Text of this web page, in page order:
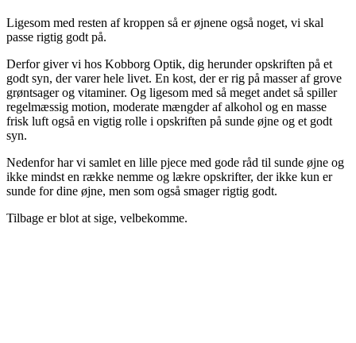
Ligesom med resten af kroppen så er øjnene også noget, vi skal
passe rigtig godt på.
Derfor giver vi hos Kobborg Optik, dig herunder opskriften på et
godt syn, der varer hele livet. En kost, der er rig på masser af grove
grøntsager og vitaminer. Og ligesom med så meget andet så spiller
regelmæssig motion, moderate mængder af alkohol og en masse
frisk luft også en vigtig rolle i opskriften på sunde øjne og et godt
syn.
Nedenfor har vi samlet en lille pjece med gode råd til sunde øjne og
ikke mindst en række nemme og lækre opskrifter, der ikke kun er
sunde for dine øjne, men som også smager rigtig godt.
Tilbage er blot at sige, velbekomme.